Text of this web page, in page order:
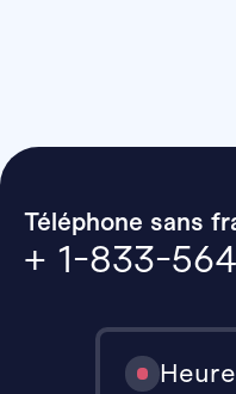
Téléphone sans
+ 1-833-